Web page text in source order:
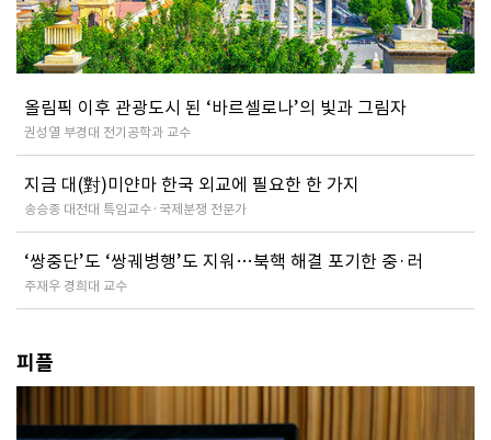
올림픽 이후 관광도시 된 ‘바르셀로나’의 빛과 그림자
권성열 부경대 전기공학과 교수
지금 대(對)미얀마 한국 외교에 필요한 한 가지
송승종 대전대 특임교수·국제분쟁 전문가
‘쌍중단’도 ‘쌍궤병행’도 지워…북핵 해결 포기한 중·러
주재우 경희대 교수
피플